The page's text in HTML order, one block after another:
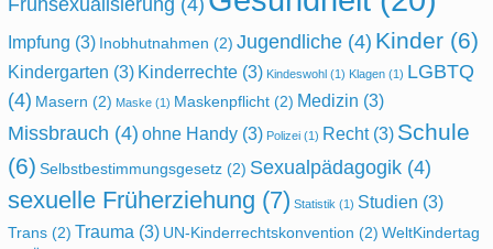
Frühsexualisierung (4)
Impfung (3) Inobhutnahmen (2) Jugendliche (4) Kinder (6)
Kindergarten (3) Kinderrechte (3) Kindeswohl (1) Klagen (1) LGBTQ
(4) Masern (2) Maske (1) Maskenpflicht (2) Medizin (3)
Missbrauch (4) ohne Handy (3) Polizei (1) Recht(3) Schule
(6) Selbstbestimmungsgesetz (2) Sexualpädagogik (4)
sexuelle Früherziehung (7) Statistik (1) Studien (3)
Trans (2) Trauma (3) UN-Kinderrechtskonvention (2) WeltKindertag